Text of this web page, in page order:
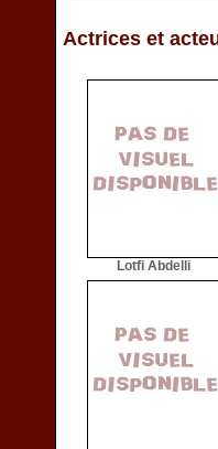
Actrices et
Lotfi Abdelli